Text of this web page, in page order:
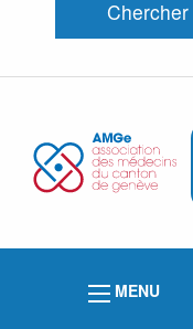
MENU